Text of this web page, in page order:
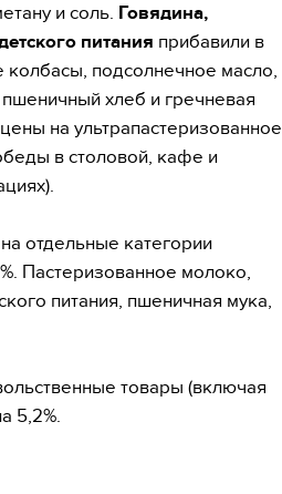
и соль. Говядина,
питания прибавили в
подсолнечное масло,
хлеб и гречневая
на ультрапастеризованное
в столовой, кафе и
отдельные категории
Пастеризованное молоко,
питания, пшеничная мука,
товары (включая
5,2%.